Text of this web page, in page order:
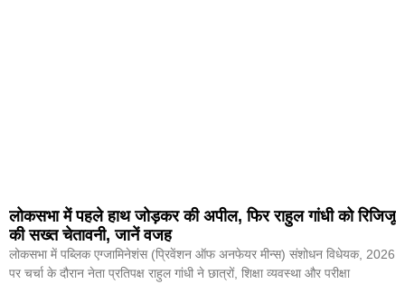
लोकसभा में पहले हाथ जोड़कर की अपील, फिर राहुल गांधी को रिजिजू
की सख्त चेतावनी, जानें वजह
लोकसभा में पब्लिक एग्जामिनेशंस (प्रिवेंशन ऑफ अनफेयर मीन्स) संशोधन विधेयक, 2026
पर चर्चा के दौरान नेता प्रतिपक्ष राहुल गांधी ने छात्रों, शिक्षा व्यवस्था और परीक्षा